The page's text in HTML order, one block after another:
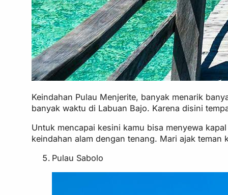
Keindahan Pulau Menjerite, banyak menarik
banyak waktu di Labuan Bajo. Karena disini
Untuk mencapai kesini kamu bisa menyewa
keindahan alam dengan tenang. Mari ajak
Pulau Sabolo